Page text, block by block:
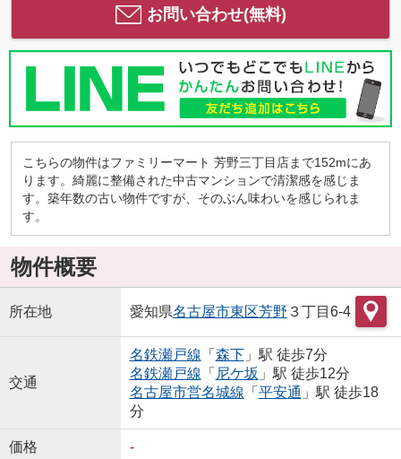
お問い合わせ(無料)
こちらの物件はファミリーマート 芳野三丁目店まで152mにあ
ります。綺麗に整備された中古マンションで清潔感を感じま
す。築年数の古い物件ですが、そのぶん味わいを感じられま
す。
物件概要
所在地 愛知県名古屋市東区芳野 ３丁目6-4
交通
名鉄瀬戸線 「 森下」駅 徒歩7分
名鉄瀬戸線 「 尼ケ坂 」駅 徒歩12分
名古屋市営名城線 「 平安通 」駅 徒歩18
分
価格 -